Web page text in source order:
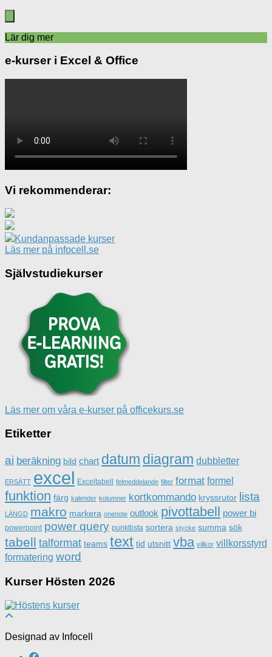
Lär dig mer
e-kurser i Excel & Office
Vi rekommenderar:
Kundanpassade kurser
Läs mer på infocell.se
Självstudiekurser
Läs mer om våra e-kurser på officekurs.se
Etiketter
ai beräkning bild chart datum diagram dubbletter
ERSÄTT excel Exceltabell felmeddelande filter format formel
funktion färg kalender kolumner kortkommando kryssrutor lista
LÄNGD makro markera onenote outlook pivottabell power bi
powerpoint power query punktlista sortera stycke summa sök
tabell talformat teams text tid utsnitt vba villkor villkorsstyrd
formatering word
Kurser Hösten 2026
Designad av Infocell